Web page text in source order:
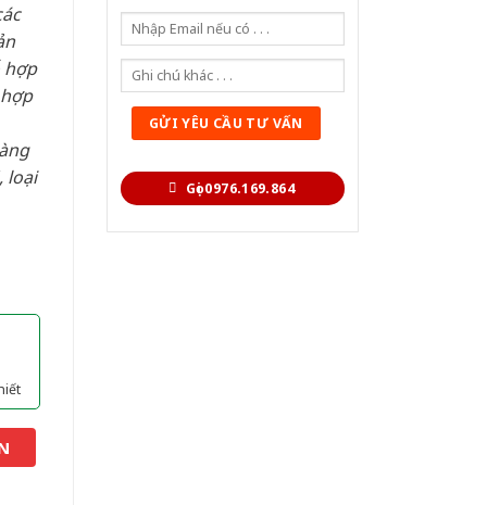
Gọi 0976.169.864
hợp
loại